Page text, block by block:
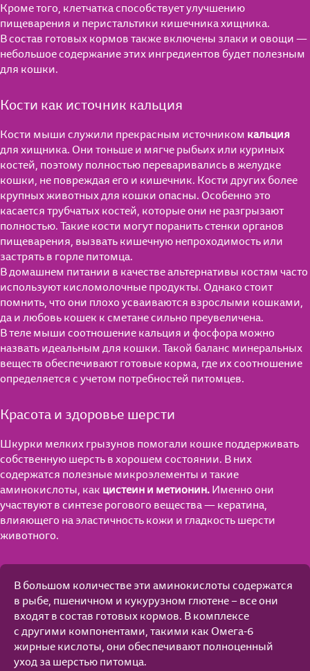
Для котят от 1 до 12 мес.
Для взрослых кошек
Для кошек старше 7 лет
Влажные рационы
Сухие рационы
Особое удовольствие
Для стерилизованных кошек
Мнение экспертов
Полезные материалы
Часто задаваемые вопросы
Полезные материалы
Поведение
Воспитание
Питание
Кошкин дом
Играем вместе
Поведение
Уход
Играем вместе
Питание
Кроме того, клетчатка способствует улучшению
пищеварения и перистальтики кишечника хищника.
В состав готовых кормов также включены злаки и овощи —
небольшое содержание этих ингредиентов будет полезным
для кошки.
Кости как источник кальция
Кости мыши служили прекрасным источником кальция
для хищника. Они тоньше и мягче рыбьих или куриных
костей, поэтому полностью переваривались в желудке
кошки, не повреждая его и кишечник. Кости других более
крупных животных для кошки опасны. Особенно это
касается трубчатых костей, которые они не разгрызают
полностью. Такие кости могут поранить стенки органов
пищеварения, вызвать кишечную непроходимость или
застрять в горле питомца.
В домашнем питании в качестве альтернативы костям часто
используют кисломолочные продукты. Однако стоит
помнить, что они плохо усваиваются взрослыми кошками,
да и любовь кошек к сметане сильно преувеличена.
В теле мыши соотношение кальция и фосфора можно
назвать идеальным для кошки. Такой баланс минеральных
веществ обеспечивают готовые корма, где их соотношение
определяется с учетом потребностей питомцев.
Красота и здоровье шерсти
Шкурки мелких грызунов помогали кошке поддерживать
собственную шерсть в хорошем состоянии. В них
содержатся полезные микроэлементы и такие
аминокислоты, как цистеин и метионин.Именно они
участвуют в синтезе рогового вещества — кератина,
влияющего на эластичность кожи и гладкость шерсти
животного.
В большом количестве эти аминокислоты содержатся
в рыбе, пшеничном и кукурузном глютене − все они
входят в состав готовых кормов. В комплексе
с другими компонентами, такими как Омега-6
жирные кислоты, они обеспечивают полноценный
уход за шерстью питомца.